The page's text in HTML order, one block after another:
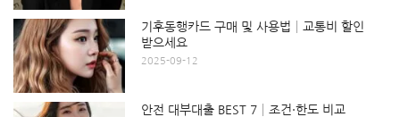
기후동행카드 구매 및 사용법│교통비 할인
받으세요
2025-09-12
안전 대부대출 BEST 7│조건·한도 비교